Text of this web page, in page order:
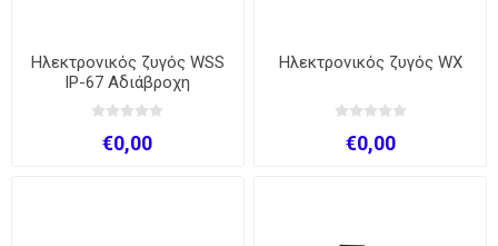
Ηλεκτρονικός ζυγός WSS
IP-67 Αδιάβροχη
€0,00
Ηλεκτρονικός ζυγός WX
€0,00